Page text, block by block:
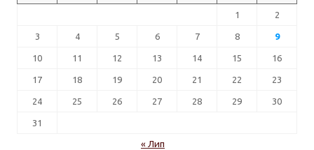
1 2
3 4 5 6 7 8 9
10 11 12 13 14 15 16
17 18 19 20 21 22 23
24 25 26 27 28 29 30
31
« Лип